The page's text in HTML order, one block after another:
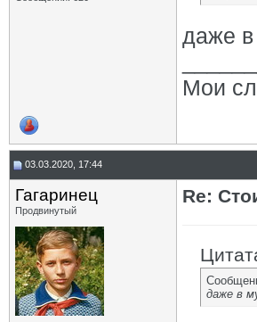
даже в
Мои
03.03.2020, 17:44
Гагаринец
Продвинутый
Re:
даже в